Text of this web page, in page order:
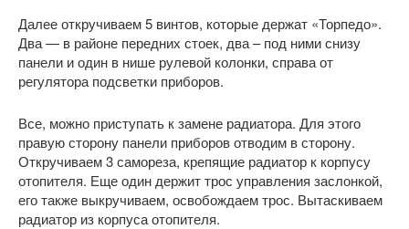
Далее откручиваем 5 винтов, которые держат «Торпедо».
Два — в районе передних стоек, два – под ними снизу
панели и один в нише рулевой колонки, справа от
регулятора подсветки приборов.
Все, можно приступать к замене радиатора. Для этого
правую сторону панели приборов отводим в сторону.
Откручиваем 3 самореза, крепящие радиатор к корпусу
отопителя. Еще один держит трос управления заслонкой,
его также выкручиваем, освобождаем трос. Вытаскиваем
радиатор из корпуса отопителя.